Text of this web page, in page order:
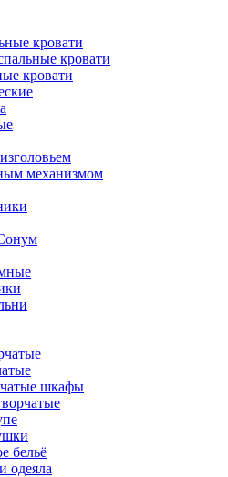
кровати
кровати
кровати
механизмом
шкафы
бельё
одеяла